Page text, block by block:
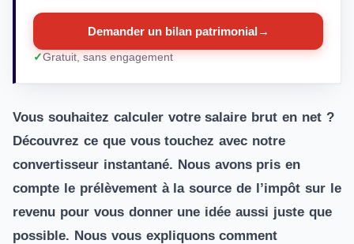
Demander un bilan patrimonial →
Gratuit, sans engagement
Vous souhaitez calculer votre salaire brut en net ?
Découvrez ce que vous touchez avec notre
convertisseur instantané. Nous avons pris en
compte le prélèvement à la source de l’impôt sur le
revenu pour vous donner une idée aussi juste que
possible. Nous vous expliquons comment